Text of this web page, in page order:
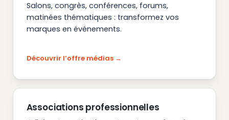
Salons, congrès, conférences, forums,
matinées thématiques : transformez vos
marques en événements.
Découvrir l’offre médias
Associations professionnelles